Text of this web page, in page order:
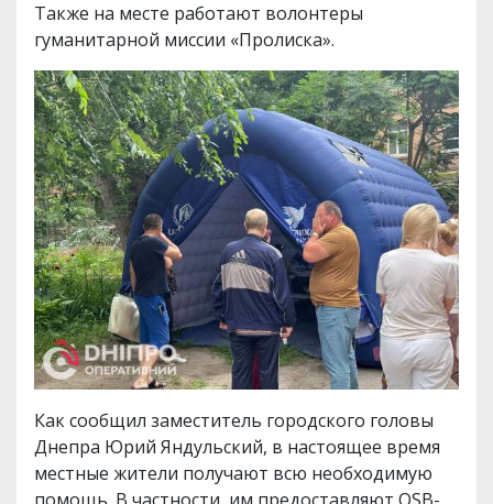
Также на месте работают волонтеры
гуманитарной миссии «Пролиска».
Как сообщил заместитель городского головы
Днепра Юрий Яндульский, в настоящее время
местные жители получают всю необходимую